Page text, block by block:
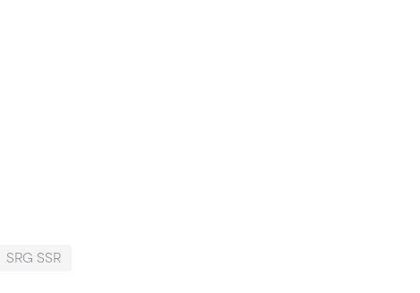
SRG SSR